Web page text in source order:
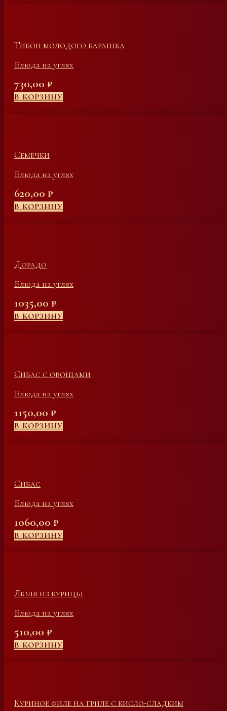
Тибон молодого барашка
Блюда на углях
730,00 ₽
В КОРЗИНУ
Семечки
Блюда на углях
620,00 ₽
В КОРЗИНУ
Дорадо
Блюда на углях
1035,00 ₽
В КОРЗИНУ
Сибас с овощами
Блюда на углях
1150,00 ₽
В КОРЗИНУ
Сибас
Блюда на углях
1060,00 ₽
В КОРЗИНУ
Люля из курицы
Блюда на углях
510,00 ₽
В КОРЗИНУ
Куриное филе на гриле с кисло-сладким